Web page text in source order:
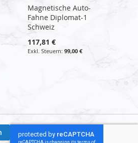
Magnetische Auto-
Fahne Diplomat-1
Schweiz
117,81 €
99,00 €